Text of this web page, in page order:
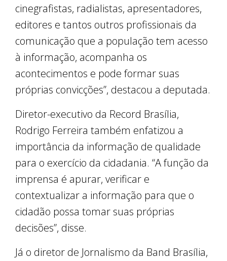
cinegrafistas, radialistas, apresentadores,
editores e tantos outros profissionais da
comunicação que a população tem acesso
à informação, acompanha os
acontecimentos e pode formar suas
próprias convicções”, destacou a deputada.
Diretor-executivo da Record Brasília,
Rodrigo Ferreira também enfatizou a
importância da informação de qualidade
para o exercício da cidadania. “A função da
imprensa é apurar, verificar e
contextualizar a informação para que o
cidadão possa tomar suas próprias
decisões”, disse.
Já o diretor de Jornalismo da Band Brasília,